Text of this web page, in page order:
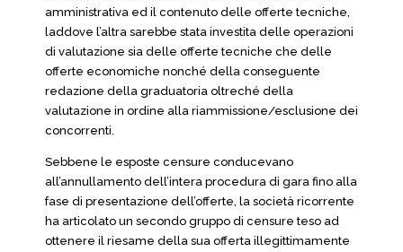
amministrativa ed il contenuto delle offerte tecniche,
laddove l’altra sarebbe stata investita delle operazioni
di valutazione sia delle offerte tecniche che delle
offerte economiche nonché della conseguente
redazione della graduatoria oltreché della
valutazione in ordine alla riammissione/esclusione dei
concorrenti.
Sebbene le esposte censure conducevano
all’annullamento dell’intera procedura di gara fino alla
fase di presentazione dell’offerte, la società ricorrente
ha articolato un secondo gruppo di censure teso ad
ottenere il riesame della sua offerta illegittimamente